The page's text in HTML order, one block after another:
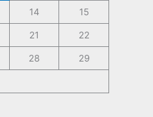
14
15
21
22
28
29